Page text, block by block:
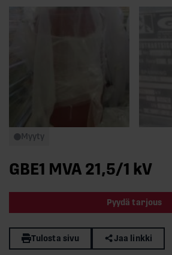
Myyty
GBE1 MVA 21,5/1 kV
Pyydä tarjous
Tulosta sivu Jaa linkki